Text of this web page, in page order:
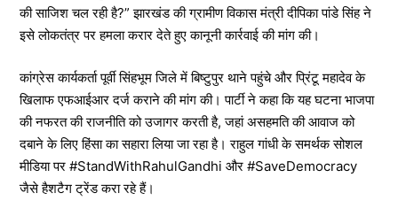
की साजिश चल रही है?” झारखंड की ग्रामीण विकास मंत्री दीपिका पांडे सिंह ने
इसे लोकतंत्र पर हमला करार देते हुए कानूनी कार्रवाई की मांग की।
कांग्रेस कार्यकर्ता पूर्वी सिंहभूम जिले में बिष्टुपुर थाने पहुंचे और प्रिंटू महादेव के
खिलाफ एफआईआर दर्ज कराने की मांग की। पार्टी ने कहा कि यह घटना भाजपा
की नफरत की राजनीति को उजागर करती है, जहां असहमति की आवाज को
दबाने के लिए हिंसा का सहारा लिया जा रहा है। राहुल गांधी के समर्थक सोशल
मीडिया पर #StandWithRahulGandhi और #SaveDemocracy
जैसे हैशटैग ट्रेंड करा रहे हैं।